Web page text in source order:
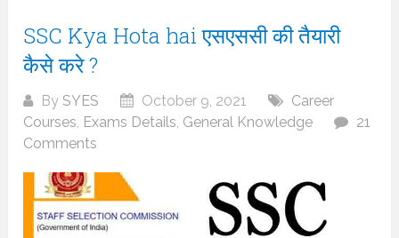
SSC Kya Hota hai एसएससी की तैयारी
कैसे करे ?
BySYES October 9, 2021
Career
Courses, Exams Details, General Knowledge
21
Comments